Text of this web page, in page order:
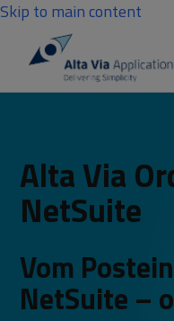
Skip to main content
Alta Via
NetSuite
Vom
NetSuite –